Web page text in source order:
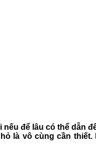
để lâu có thể dẫn
là vô cùng cần